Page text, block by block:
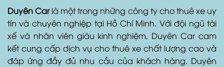
Duyên Carlà một trong những công ty cho thuê xe uy
tín và chuyên nghiệp tại Hồ Chí Minh. Với đội ngũ tài
xế và nhân viên giàu kinh nghiệm, Duyên Car cam
kết cung cấp dịch vụ cho thuê xe chất lượng cao và
đáp ứng đầy đủ nhu cầu của khách hàng. Duyên